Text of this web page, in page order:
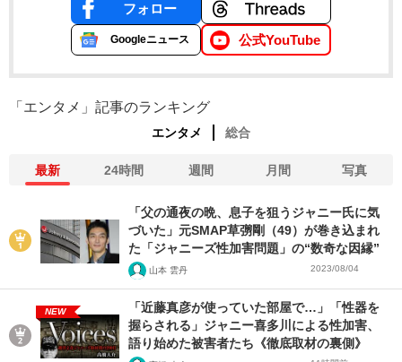
フォロー
Googleニュース 公式YouTube
「エンタメ」記事のランキング
エンタメ 総合
最新 24時間 週間 月間 写真
「父の通夜の晩、息子を狙うジャニー氏に気
づいた」元SMAP草彅剛（49）が巻き込まれ
た「ジャニーズ性加害問題」の“数奇な因縁”
山本 雲丹 2023/08/04
NEW
「近藤真彦が使っていた部屋で…」「性器を
握らされる」ジャニー喜多川による性加害、
語り始めた被害者たち《徹底取材の裏側》